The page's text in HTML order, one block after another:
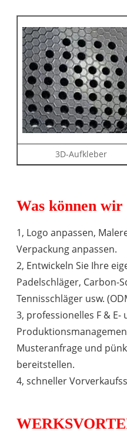
3D-Aufkleber
Was können
1, Logo anpassen,
Verpackung anpassen.
2, Entwickeln Sie Ihre
Padelschläger, Carbon-
Tennisschläger usw.
3, professionelles F & E-
Musteranfrage und
bereitstellen.
4, schneller